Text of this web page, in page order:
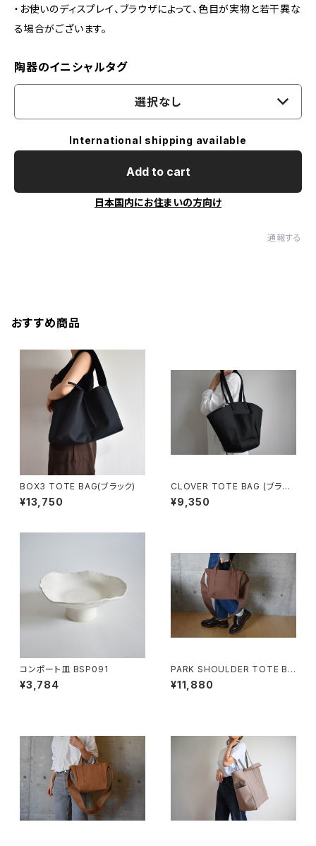
・お使いのディスプレイ、ブラウザによって、色目が実物と若干異な
る場合がございます。
陶器のイニシャルタグ
選択なし
International shipping available
Add to cart
日本国内にお住まいの方向け
通報する
おすすめ商品
BOX3 TOTE BAG(ブラック)
¥13,750
CLOVER TOTE BAG (ブラッ
ク)
¥9,350
コンポート皿 BSP091
¥3,784
PARK SHOULDER TOTE BA
G (コーヒー/ブラウン)
¥11,880